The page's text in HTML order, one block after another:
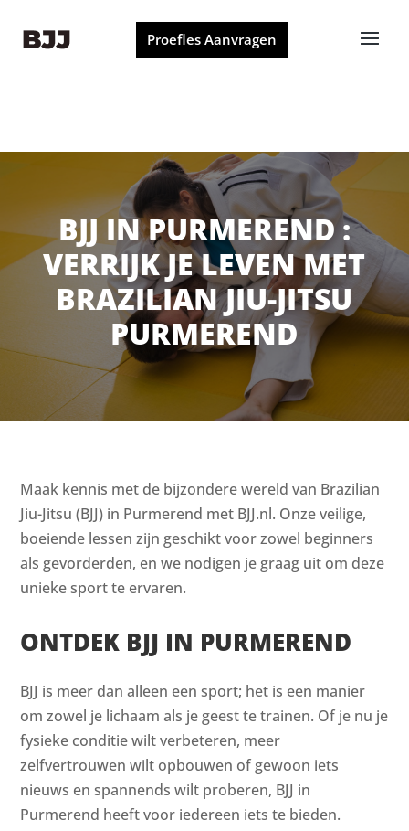
Proefles Aanvragen
BJJ IN PURMEREND :
VERRIJK JE LEVEN MET
BRAZILIAN JIU-JITSU
PURMEREND
Maak kennis met de bijzondere wereld van Brazilian
Jiu-Jitsu (BJJ) in Purmerend met BJJ.nl. Onze veilige,
boeiende lessen zijn geschikt voor zowel beginners
als gevorderden, en we nodigen je graag uit om deze
unieke sport te ervaren.
ONTDEK BJJ IN PURMEREND
BJJ is meer dan alleen een sport; het is een manier
om zowel je lichaam als je geest te trainen. Of je nu je
fysieke conditie wilt verbeteren, meer
zelfvertrouwen wilt opbouwen of gewoon iets
nieuws en spannends wilt proberen, BJJ in
Purmerend heeft voor iedereen iets te bieden.